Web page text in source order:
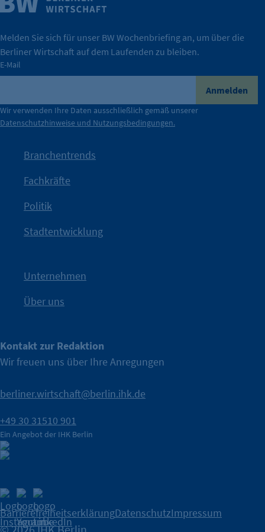
IHK Berlin. Offizieller Unterstützer der Berliner Wirtschaft.
Nach einer aufmerksamkeitsstarken Teaserphase geht die
Kampagne der IHK Berlin in die nächste Stufe. Mit
IHK?“wurde bewusst Neugier geweckt und Gespräche
mit Haltung.
Die Unternehmer stehen stellvertretend für die Vielfalt
der Berliner Wirtschaft.
Durch ihre Perspektiven wird deutlich, was der Claim
konkret bedeutet – und wie die IHK Berlin Unternehmen
tatsächlich unterstützt.
Wirtschaft.
Melden Sie sich für unser BW Wochenbriefing an, um über die
Berliner Wirtschaft auf dem Laufenden zu bleiben.
E-Mail
Anmelden
Wir verwenden Ihre Daten ausschließlich gemäß unserer
Datenschutzhinweise und Nutzungsbedingungen.
Branchentrends
Fachkräfte
Politik
Stadtentwicklung
Unternehmen
Über uns
Kontakt zur Redaktion
Wir freuen uns über Ihre Anregungen
berliner.wirtschaft@berlin.ihk.de
+49 30 31510 901
Ein Angebot der IHK Berlin
BarrierefreiheitserklärungDatenschutzImpressum